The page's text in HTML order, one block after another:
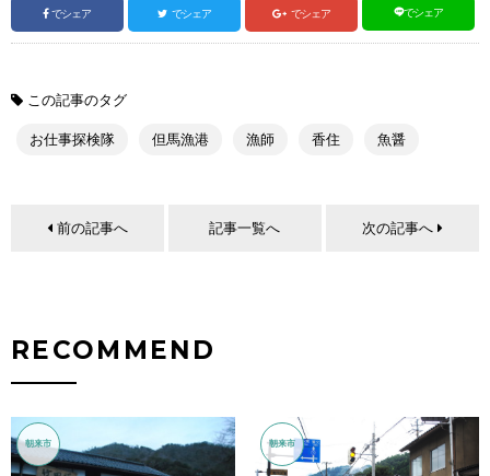
でシェア でシェア でシェア でシェア
この記事のタグ
お仕事探検隊 但馬漁港 漁師 香住 魚醤
前の記事へ 記事一覧へ 次の記事へ
RECOMMEND
朝来市 朝来市